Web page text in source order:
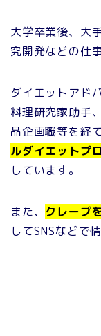
大学卒業後、大
究開発などの仕
ダイエットアド
料理研究家助手
品企画職等を経
ルダイエットプ
しています。
また、 クレープ
してSNSなどで